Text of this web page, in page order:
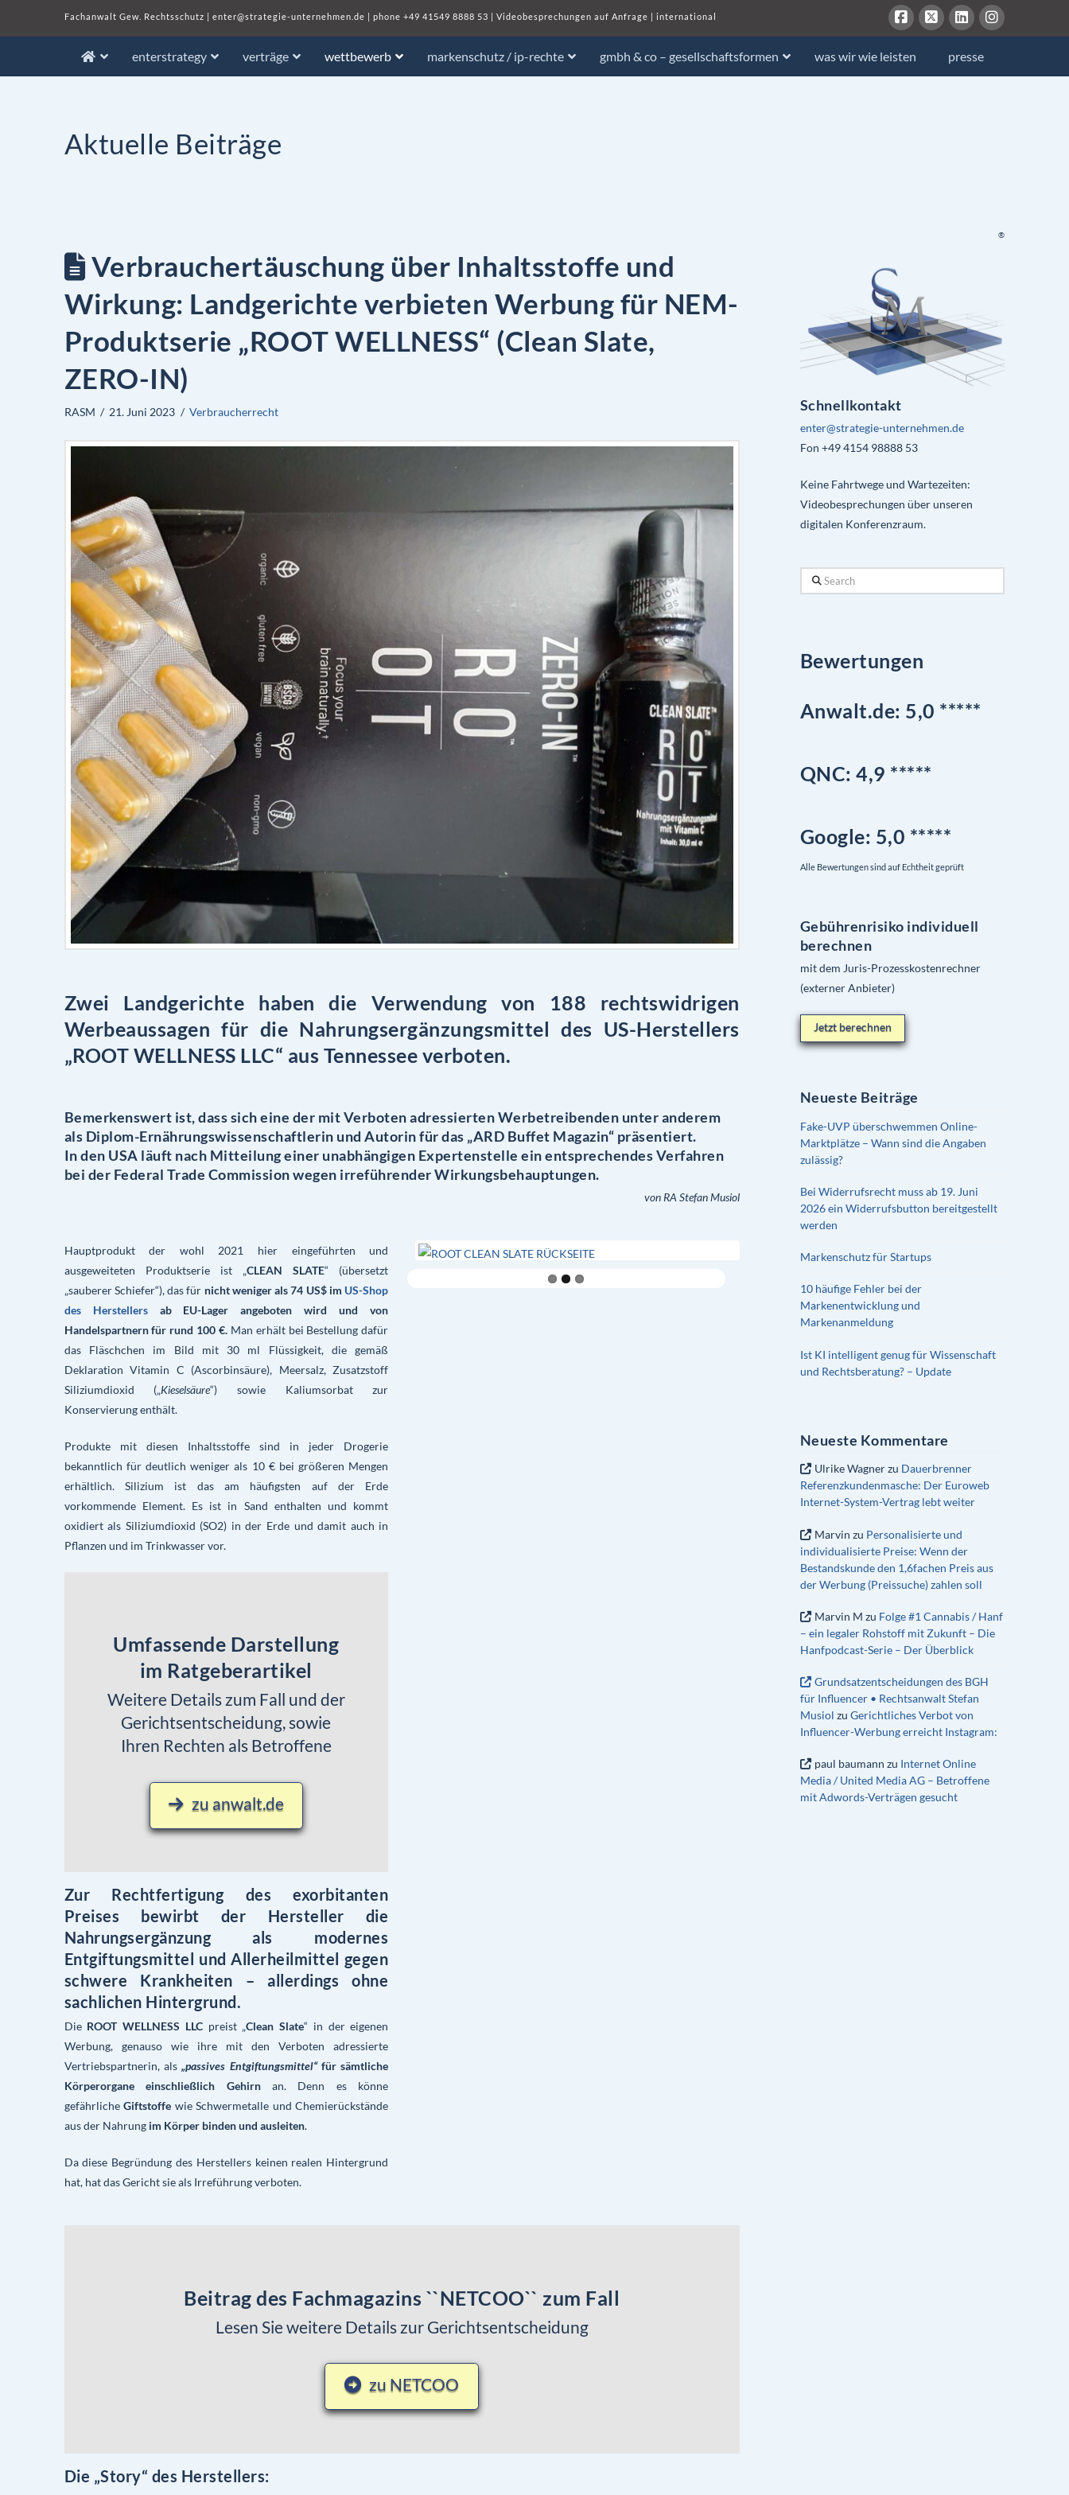
Fachanwalt Gew. Rechtsschutz | enter@strategie-unternehmen.de | phone +49 41549 8888 53 | Videobesprechungen auf Anfrage | international
enterstrategy verträge wettbewerb markenschutz / ip-rechte gmbh & co – gesellschaftsformen was wir wie leisten presse
Aktuelle Beiträge
Verbrauchertäuschung über Inhaltsstoffe und
Wirkung: Landgerichte verbieten Werbung für NEM-
Produktserie „ROOT WELLNESS“ (Clean Slate,
ZERO-IN)
RASM 21. Juni 2023 Verbraucherrecht
Zwei Landgerichte haben die Verwendung von 188 rechtswidrigen
Werbeaussagen für die Nahrungsergänzungsmittel des US-Herstellers
„ROOT WELLNESS LLC“ aus Tennessee verboten.
Bemerkenswert ist, dass sich eine der mit Verboten adressierten Werbetreibenden unter anderem
als Diplom-Ernährungswissenschaftlerin und Autorin für das „ARD Buffet Magazin“ präsentiert.
In den USA läuft nach Mitteilung einer unabhängigen Expertenstelle ein entsprechendes Verfahren
bei der Federal Trade Commissionwegen irreführender Wirkungsbehauptungen.
von RA Stefan Musiol
Hauptprodukt der wohl 2021 hier eingeführten und
ausgeweiteten Produktserie ist „CLEAN SLATE“ (übersetzt
„sauberer Schiefer“), das für nicht weniger als 74 US$ im US-Shop
des Herstellersab EU-Lager angeboten wird und von
Handelspartnern für rund 100 €. Man erhält bei Bestellung dafür
das Fläschchen im Bild mit 30 ml Flüssigkeit, die gemäß
Deklaration Vitamin C (Ascorbinsäure), Meersalz, Zusatzstoff
Siliziumdioxid („Kieselsäure“) sowie Kaliumsorbat zur
Konservierung enthält.
Produkte mit diesen Inhaltsstoffe sind in jeder Drogerie
bekanntlich für deutlich weniger als 10 € bei größeren Mengen
erhältlich. Silizium ist das am häufigsten auf der Erde
vorkommende Element. Es ist in Sand enthalten und kommt
oxidiert als Siliziumdioxid (SO2) in der Erde und damit auch in
Pflanzen und im Trinkwasser vor.
Umfassende Darstellung
im Ratgeberartikel
Weitere Details zum Fall und der
Gerichtsentscheidung, sowie
Ihren Rechten als Betroffene
zu anwalt.de
Zur Rechtfertigung des exorbitanten
Preises bewirbt der Hersteller die
Nahrungsergänzung als modernes
Entgiftungsmittel und Allerheilmittel gegen
schwere Krankheiten – allerdings ohne
sachlichen Hintergrund.
Die ROOT WELLNESS LLCpreist „Clean Slate“ in der eigenen
Werbung, genauso wie ihre mit den Verboten adressierte
Vertriebspartnerin, als„passives Entgiftungsmittel“ für sämtliche
Körperorgane einschließlich Gehirnan. Denn es könne
gefährlicheGiftstoffe wie Schwermetalle und Chemierückstände
aus der Nahrung im Körper binden und ausleiten.
Da diese Begründung des Herstellers keinen realen Hintergrund
hat, hat das Gericht sie als Irreführung verboten.
Beitrag des Fachmagazins ``NETCOO`` zum Fall
Lesen Sie weitere Details zur Gerichtsentscheidung
zu NETCOO
Die „Story“ des Herstellers:
®
Schnellkontakt
enter@strategie-unternehmen.de
Fon +49 4154 98888 53
Keine Fahrtwege und Wartezeiten:
Videobesprechungen über unseren
digitalen Konferenzraum.
Search
Bewertungen
Anwalt.de: 5,0 *****
QNC: 4,9 *****
Google: 5,0 *****
Alle Bewertungen sind auf Echtheit geprüft
Gebührenrisiko individuell
berechnen
mit dem Juris-Prozesskostenrechner
(externer Anbieter)
Jetzt berechnen
Neueste Beiträge
Fake-UVP überschwemmen Online-
Marktplätze – Wann sind die Angaben
zulässig?
Bei Widerrufsrecht muss ab 19. Juni
2026 ein Widerrufsbutton bereitgestellt
werden
Markenschutz für Startups
10 häufige Fehler bei der
Markenentwicklung und
Markenanmeldung
Ist KI intelligent genug für Wissenschaft
und Rechtsberatung? – Update
Neueste Kommentare
Ulrike Wagnerzu Dauerbrenner
Referenzkundenmasche: Der Euroweb
Internet-System-Vertrag lebt weiter
Marvin zu Personalisierte und
individualisierte Preise: Wenn der
Bestandskunde den 1,6fachen Preis aus
der Werbung (Preissuche) zahlen soll
Marvin M zu Folge #1 Cannabis / Hanf
– ein legaler Rohstoff mit Zukunft – Die
Hanfpodcast-Serie – Der Überblick
Grundsatzentscheidungen des BGH
für Influencer • Rechtsanwalt Stefan
Musiol zu Gerichtliches Verbot von
Influencer-Werbung erreicht Instagram:
paul baumann zu Internet Online
Media / United Media AG – Betroffene
mit Adwords-Verträgen gesucht